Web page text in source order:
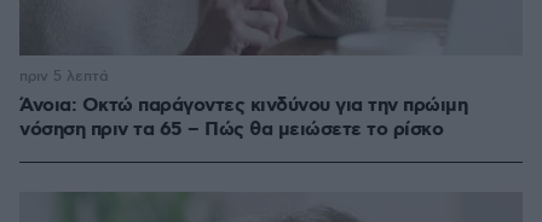
Άνοια: Οκτώ παράγοντες κινδύνου για την πρώιμη
νόσηση πριν τα 65 – Πώς θα μειώσετε το ρίσκο
πριν 5 λεπτά